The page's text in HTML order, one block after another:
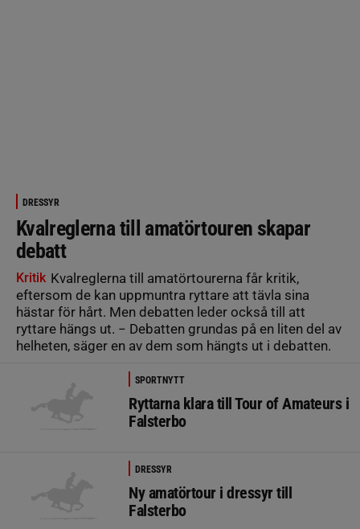
DRESSYR
Kvalreglerna till amatörtouren skapar
debatt
Kritik Kvalreglerna till amatörtourerna får kritik,
eftersom de kan uppmuntra ryttare att tävla sina
hästar för hårt. Men debatten leder också till att
ryttare hängs ut. − Debatten grundas på en liten del av
helheten, säger en av dem som hängts ut i debatten.
SPORTNYTT
Ryttarna klara till Tour of Amateurs i
Falsterbo
DRESSYR
Ny amatörtour i dressyr till
Falsterbo